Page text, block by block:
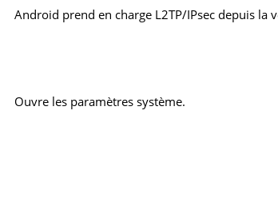
Android prend en charge L2TP/IPsec depuis la
Ouvre les paramètres système.